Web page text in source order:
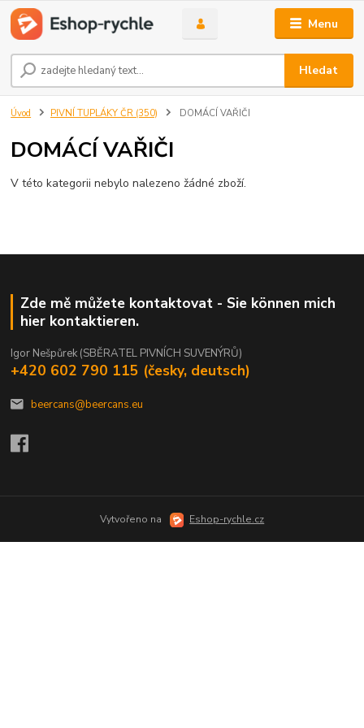
Menu
Hledat
Úvod PIVNÍ TUPLÁKY ČR (350) DOMÁCÍ VAŘIČI
DOMÁCÍ VAŘIČI
V této kategorii nebylo nalezeno žádné zboží.
Zde mě můžete kontaktovat - Sie können mich
hier kontaktieren.
Igor Nešpůrek (SBĚRATEL PIVNÍCH SUVENÝRŮ)
+420 602 790 115 (česky, deutsch)
beercans@beercans.eu
Vytvořeno na Eshop-rychle.cz